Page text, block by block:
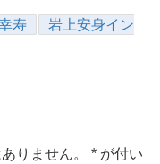
寿
岩上安身イン
りません。 * が付い